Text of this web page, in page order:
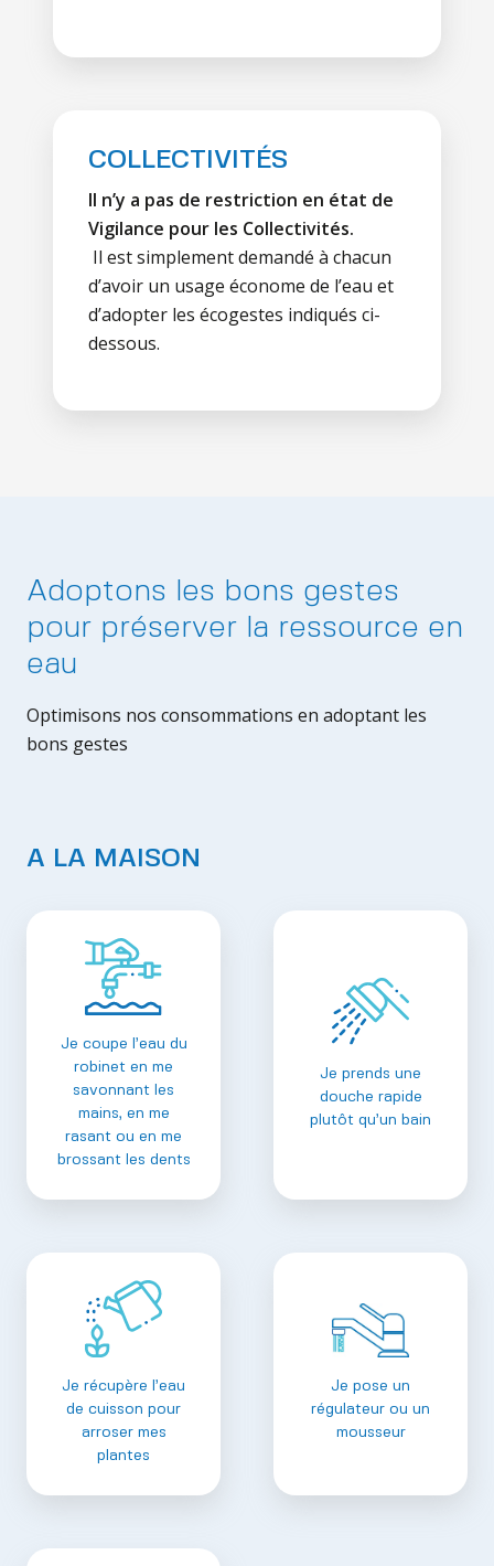
COLLECTIVITÉS
Il n’y a pas de restriction en état de
Vigilance pour les Collectivités.
Il est simplement demandé à chacun
d’avoir un usage économe de l’eau et
d’adopter les écogestes indiqués ci-
dessous.
Adoptons les bons gestes
pour préserver la ressource en
eau
Optimisons nos consommations en adoptant les
bons gestes
A LA MAISON
Je coupe l’eau du
robinet en me
savonnant les
mains, en me
rasant ou en me
brossant les dents
Je prends une
douche rapide
plutôt qu’un bain
Je récupère l’eau
de cuisson pour
arroser mes
plantes
Je pose un
régulateur ou un
mousseur